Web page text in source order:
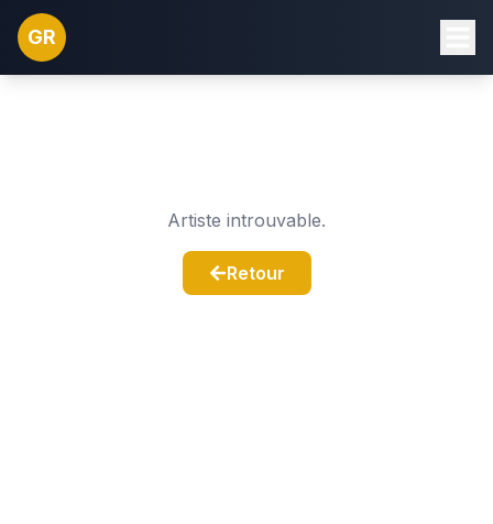
GR
Artiste introuvable.
Retour